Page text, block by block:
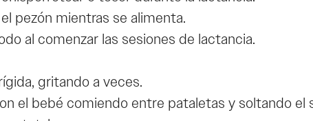
pezón mientras se alimenta.
al comenzar las sesiones de lactancia.
gritando a veces.
el bebé comiendo entre pataletas y soltando el